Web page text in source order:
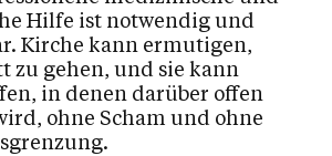
Hilfe ist notwendig und
Kirche kann ermutigen,
zu gehen, und sie kann
in denen darüber offen
ohne Scham und ohne